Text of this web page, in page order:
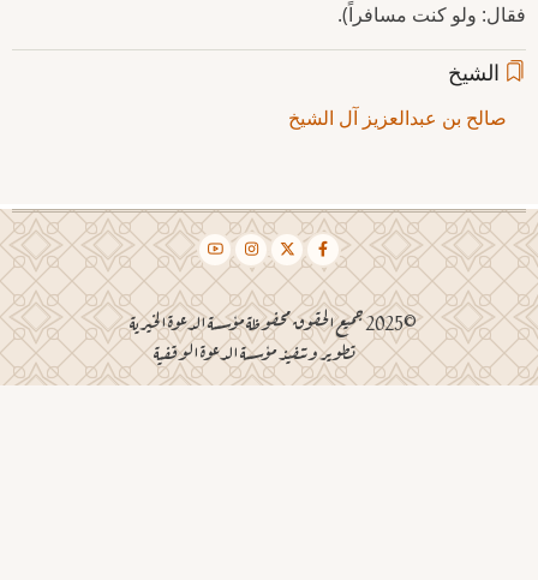
فقال: ولو كنت مسافراً).
الشيخ
صالح بن عبدالعزيز آل الشيخ
©2025 جميع الحقوق محفوظة مؤسسة الدعوة الخيرية
تطوير وتنفيذ مؤسسة الدعوة الوقفية